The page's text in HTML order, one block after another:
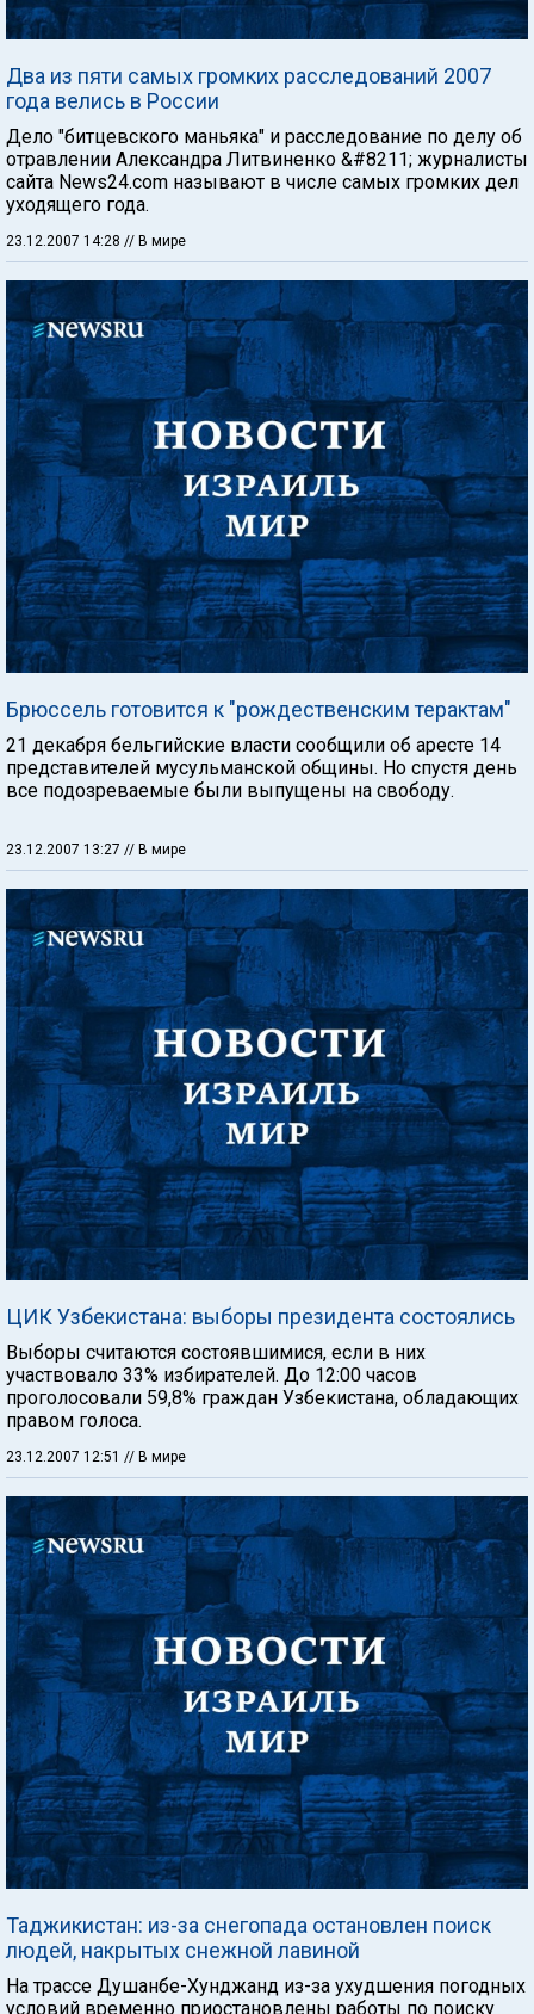
Два из пяти самых громких расследований 2007
года велись в России
Дело "битцевского маньяка" и расследование по делу об
отравлении Александра Литвиненко &#8211; журналисты
сайта News24.com называют в числе самых громких дел
уходящего года.
23.12.2007 14:28 // В мире
Брюссель готовится к "рождественским терактам"
21 декабря бельгийские власти сообщили об аресте 14
представителей мусульманской общины. Но спустя день
все подозреваемые были выпущены на свободу.
23.12.2007 13:27 // В мире
ЦИК Узбекистана: выборы президента состоялись
Выборы считаются состоявшимися, если в них
участвовало 33% избирателей. До 12:00 часов
проголосовали 59,8% граждан Узбекистана, обладающих
правом голоса.
23.12.2007 12:51 // В мире
Таджикистан: из-за снегопада остановлен поиск
людей, накрытых снежной лавиной
На трассе Душанбе-Хунджанд из-за ухудшения погодных
условий временно приостановлены работы по поиску